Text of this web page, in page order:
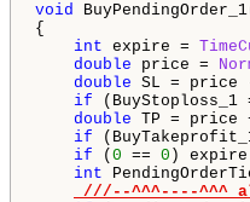
void
{
int expire =
double price =
double SL = price
if (BuyStoploss_1
double TP = price
if
if ( 0 == 0 )
int
///--^^^----^^^